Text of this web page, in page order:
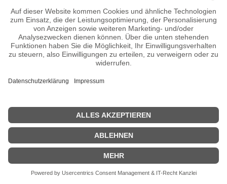
Andrea Bretz Wiki, Herkunft, Geburtstag, verheiratet, Kinder etc.
n.n.v. - Die offizielle Andrea Bretz Homepage / X / Instagram /
Wikipedia Seite
Sendungen Andrea Bretz Filme